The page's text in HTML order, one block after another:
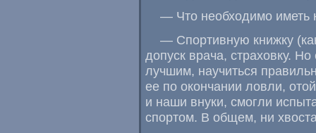
— Что необходимо иметь
— Спортивную книжку (
допуск врача, страховку.
лучшим, научиться
ее по окончании ловли,
и наши внуки, смогли
спортом. В общем, ни